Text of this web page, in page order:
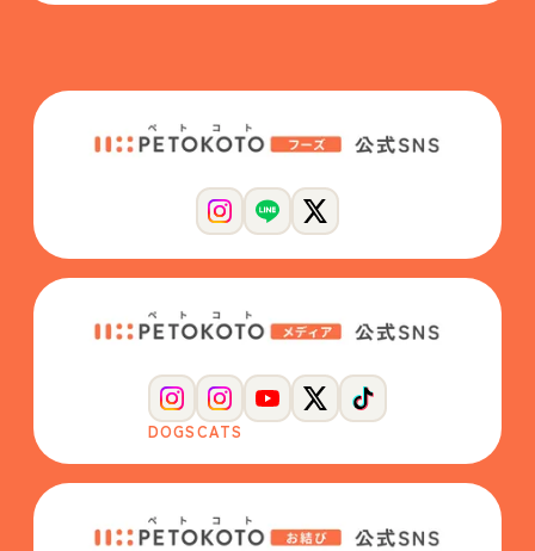
DOGSCATS